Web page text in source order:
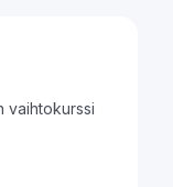
vaihtokurssi